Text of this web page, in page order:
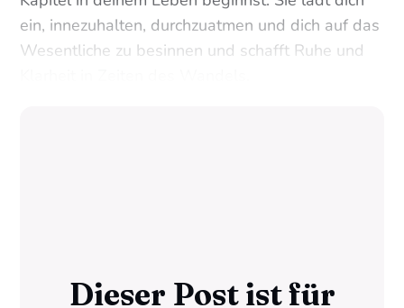
ein, innezuhalten, durchzuatmen und dich auf das
Wesentliche zu besinnen und schafft Ruhe und
Dieser Post ist für